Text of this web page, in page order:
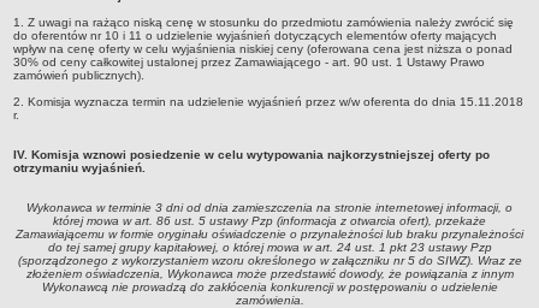
Dom nr 1
Dom nr 2
Dom nr 3
Sprawozdania
Elektroniczna Skrzynka Podawcza
Standardy ochrony małoletnich (Ustawa Kamilka)
POWIATOWY URZĄD PRACY
Elektroniczna Skrzynka Podawcza
PORADNIA PSYCHOLOGICZNO-PEDAGOGICZNA
1. Z uwagi na rażąco niską cenę w stosunku do przedmiotu zamówienia należy zwrócić się
do oferentów nr 10 i 11 o udzielenie wyjaśnień dotyczących elementów oferty mających
wpływ na cenę oferty w celu wyjaśnienia niskiej ceny (oferowana cena jest niższa o ponad
30% od ceny całkowitej ustalonej przez Zamawiającego - art. 90 ust. 1 Ustawy Prawo
zamówień publicznych).
2. Komisja wyznacza termin na udzielenie wyjaśnień przez w/w oferenta do dnia 15.11.2018
r.
IV. Komisja wznowi posiedzenie w celu wytypowania najkorzystniejszej oferty po
otrzymaniu wyjaśnień.
Wykonawca w terminie 3 dni od dnia zamieszczenia na stronie internetowej informacji, o
której mowa w art. 86 ust. 5 ustawy Pzp (informacja z otwarcia ofert), przekaże
Zamawiającemu w formie oryginału oświadczenie o przynależności lub braku przynależności
do tej samej grupy kapitałowej, o której mowa w art. 24 ust. 1 pkt 23 ustawy Pzp
(sporządzonego z wykorzystaniem wzoru określonego w załączniku nr 5 do SIWZ). Wraz ze
złożeniem oświadczenia, Wykonawca może przedstawić dowody, że powiązania z innym
Wykonawcą nie prowadzą do zakłócenia konkurencji w postępowaniu o udzielenie
zamówienia.